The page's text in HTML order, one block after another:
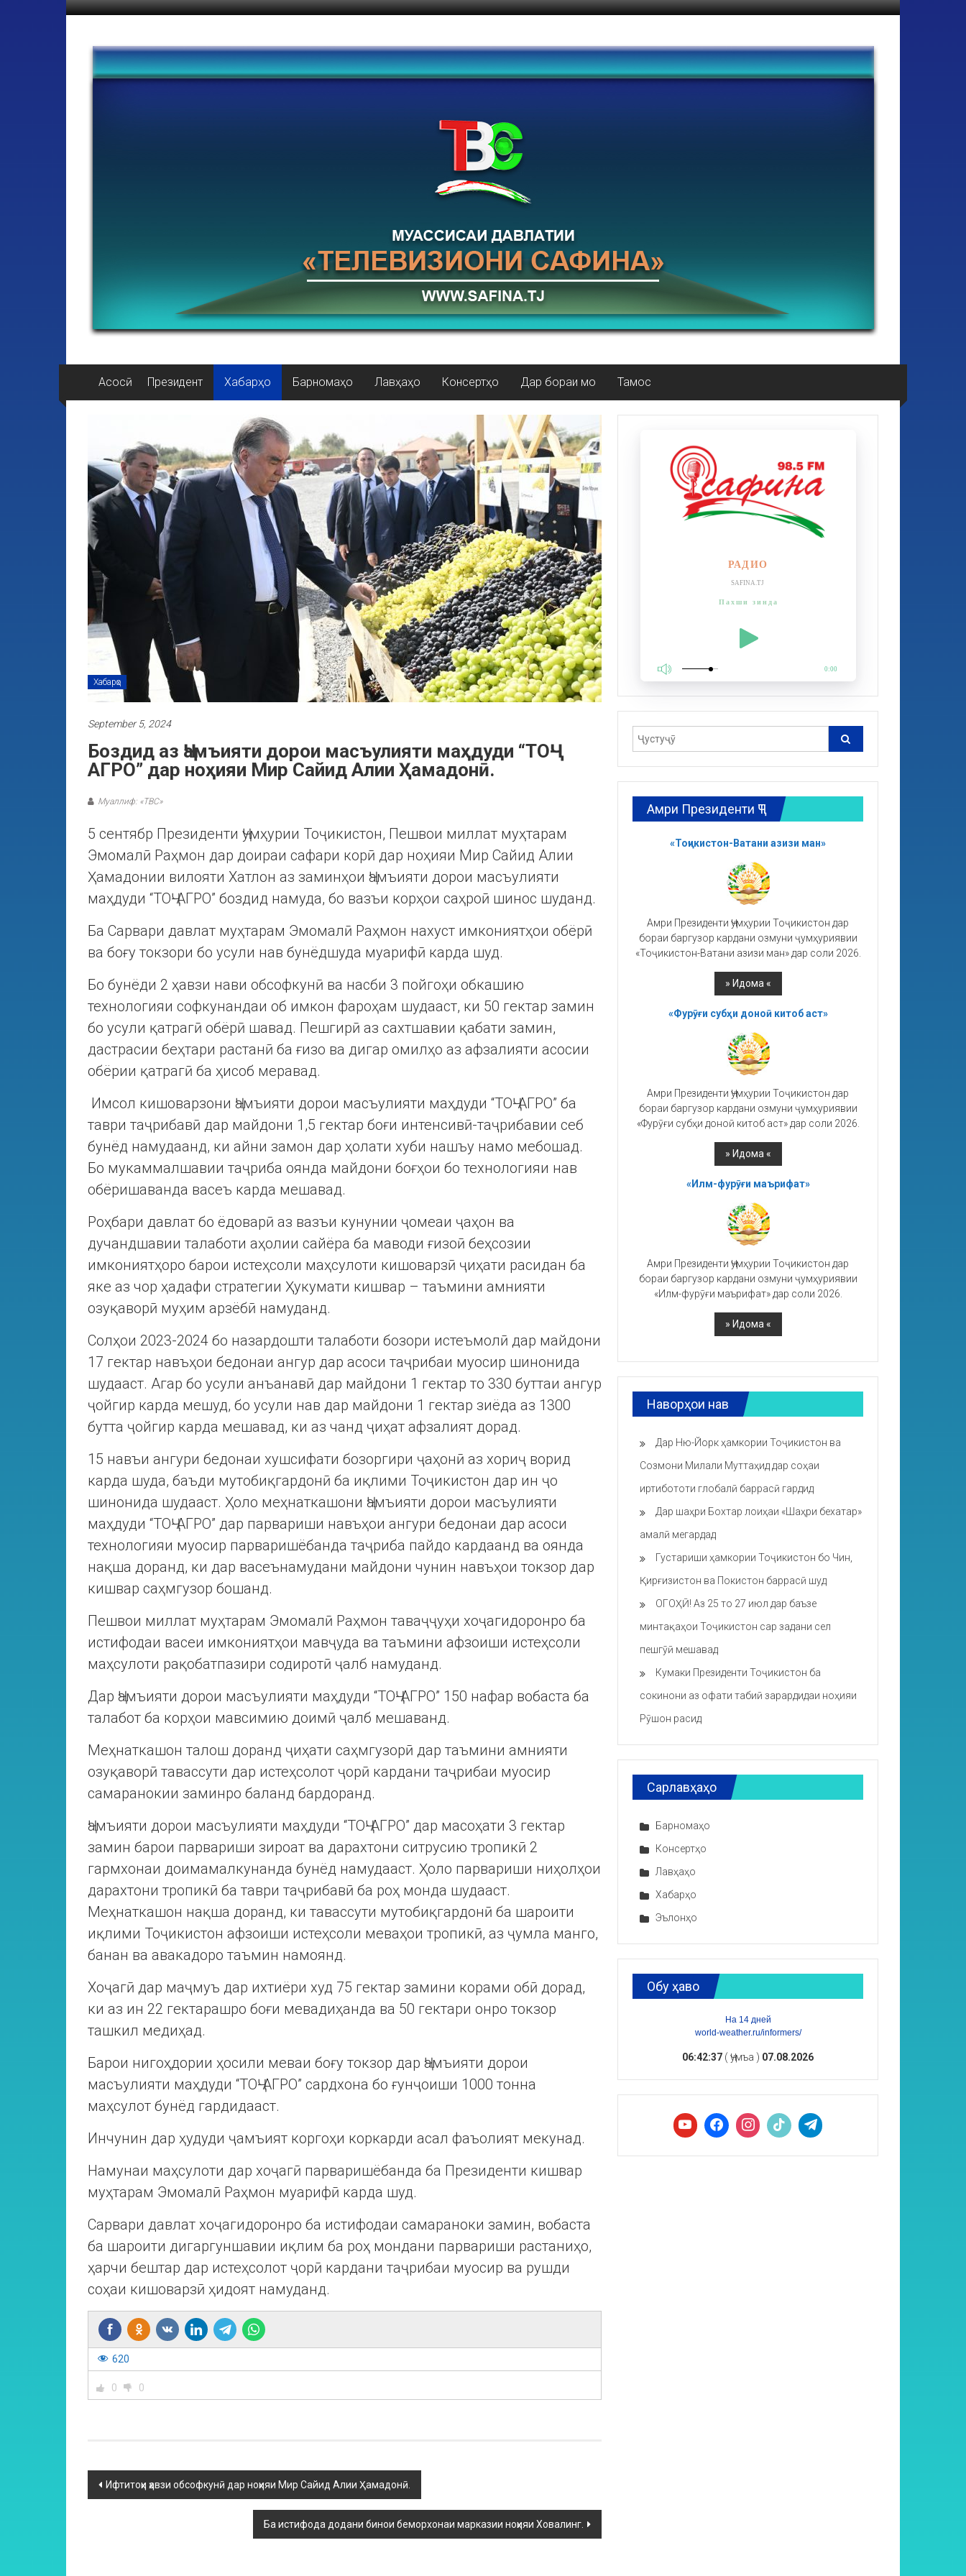
Асосӣ Президент Хабарҳо Барномаҳо Лавҳаҳо Консертҳо Дар бораи мо Тамос
Хабарҳо
September 5, 2024
Боздид аз Ҷамъияти дорои масъулияти маҳдуди “ТОҶ-
АГРО” дар ноҳияи Мир Сайид Алии Ҳамадонӣ.
Муаллиф: «ТВС»
5 сентябр Президенти Ҷумҳурии Тоҷикистон, Пешвои миллат муҳтарам
Эмомалӣ Раҳмон дар доираи сафари корӣ дар ноҳияи Мир Сайид Алии
Ҳамадонии вилояти Хатлон аз заминҳои Ҷамъияти дорои масъулияти
маҳдуди “ТОҶ-АГРО” боздид намуда, бо вазъи корҳои саҳроӣ шинос шуданд.
Ба Сарвари давлат муҳтарам Эмомалӣ Раҳмон нахуст имкониятҳои обёрӣ
ва боғу токзори бо усули нав бунёдшуда муарифӣ карда шуд.
Бо бунёди 2 ҳавзи нави обсофкунӣ ва насби 3 пойгоҳи обкашию
технологияи софкунандаи об имкон фароҳам шудааст, ки 50 гектар замин
бо усули қатрагӣ обёрӣ шавад. Пешгирӣ аз сахтшавии қабати замин,
дастрасии беҳтари растанӣ ба ғизо ва дигар омилҳо аз афзалияти асосии
обёрии қатрагӣ ба ҳисоб меравад.
Имсол кишоварзони Ҷамъияти дорои масъулияти маҳдуди “ТОҶ-АГРО” ба
таври таҷрибавӣ дар майдони 1,5 гектар боғи интенсивӣ-таҷрибавии себ
бунёд намудаанд, ки айни замон дар ҳолати хуби нашъу намо мебошад.
Бо мукаммалшавии таҷриба оянда майдони боғҳои бо технологияи нав
обёришаванда васеъ карда мешавад.
Роҳбари давлат бо ёдоварӣ аз вазъи кунунии ҷомеаи ҷаҳон ва
дучандшавии талаботи аҳолии сайёра ба маводи ғизоӣ беҳсозии
имкониятҳоро барои истеҳсоли маҳсулоти кишоварзӣ ҷиҳати расидан ба
яке аз чор ҳадафи стратегии Ҳукумати кишвар – таъмини амнияти
озуқаворӣ муҳим арзёбӣ намуданд.
Солҳои 2023-2024 бо назардошти талаботи бозори истеъмолӣ дар майдони
17 гектар навъҳои бедонаи ангур дар асоси таҷрибаи муосир шинонида
шудааст. Агар бо усули анъанавӣ дар майдони 1 гектар то 330 буттаи ангур
ҷойгир карда мешуд, бо усули нав дар майдони 1 гектар зиёда аз 1300
бутта ҷойгир карда мешавад, ки аз чанд ҷиҳат афзалият дорад.
15 навъи ангури бедонаи хушсифати бозоргири ҷаҳонӣ аз хориҷ ворид
карда шуда, баъди мутобиқгардонӣ ба иқлими Тоҷикистон дар ин ҷо
шинонида шудааст. Ҳоло меҳнаткашони Ҷамъияти дорои масъулияти
маҳдуди “ТОҶ-АГРО” дар парвариши навъҳои ангури бедонаи дар асоси
технологияи муосир парваришёбанда таҷриба пайдо кардаанд ва оянда
нақша доранд, ки дар васеънамудани майдони чунин навъҳои токзор дар
кишвар саҳмгузор бошанд.
Пешвои миллат муҳтарам Эмомалӣ Раҳмон таваҷҷуҳи хоҷагидоронро ба
истифодаи васеи имкониятҳои мавҷуда ва таъмини афзоиши истеҳсоли
маҳсулоти рақобатпазири содиротӣ ҷалб намуданд.
Дар Ҷамъияти дорои масъулияти маҳдуди “ТОҶ-АГРО” 150 нафар вобаста ба
талабот ба корҳои мавсимию доимӣ ҷалб мешаванд.
Меҳнаткашон талош доранд ҷиҳати саҳмгузорӣ дар таъмини амнияти
озуқаворӣ тавассути дар истеҳсолот ҷорӣ кардани таҷрибаи муосир
самаранокии заминро баланд бардоранд.
Ҷамъияти дорои масъулияти маҳдуди “ТОҶ-АГРО” дар масоҳати 3 гектар
замин барои парвариши зироат ва дарахтони ситрусию тропикӣ 2
гармхонаи доимамалкунанда бунёд намудааст. Ҳоло парвариши ниҳолҳои
дарахтони тропикӣ ба таври таҷрибавӣ ба роҳ монда шудааст.
Меҳнаткашон нақша доранд, ки тавассути мутобиқгардонӣ ба шароити
иқлими Тоҷикистон афзоиши истеҳсоли меваҳои тропикӣ, аз ҷумла манго,
банан ва авакадоро таъмин намоянд.
Хоҷагӣ дар маҷмуъ дар ихтиёри худ 75 гектар замини корами обӣ дорад,
ки аз ин 22 гектарашро боғи мевадиҳанда ва 50 гектари онро токзор
ташкил медиҳад.
Барои нигоҳдории ҳосили меваи боғу токзор дар Ҷамъияти дорои
масъулияти маҳдуди “ТОҶ-АГРО” сардхона бо ғунҷоиши 1000 тонна
маҳсулот бунёд гардидааст.
Инчунин дар ҳудуди ҷамъият коргоҳи коркарди асал фаъолият мекунад.
Намунаи маҳсулоти дар хоҷагӣ парваришёбанда ба Президенти кишвар
муҳтарам Эмомалӣ Раҳмон муарифӣ карда шуд.
Сарвари давлат хоҷагидоронро ба истифодаи самараноки замин, вобаста
ба шароити дигаргуншавии иқлим ба роҳ мондани парвариши растаниҳо,
ҳарчи бештар дар истеҳсолот ҷорӣ кардани таҷрибаи муосир ва рушди
соҳаи кишоварзӣ ҳидоят намуданд.
620
0 0
Ифтитоҳи ҳавзи обсофкунӣ дар ноҳияи Мир Сайид Алии Ҳамадонӣ.
Ба истифода додани бинои беморхонаи марказии ноҳияи Ховалинг.
РАДИО
SAFINA.TJ
Пахши зинда
0:00
Амри Президенти ҶТ
«Тоҷикистон-Ватани азизи ман»
Амри Президенти Ҷумҳурии Тоҷикистон дар
бораи баргузор кардани озмуни ҷумҳуриявии
«Тоҷикистон-Ватани азизи ман» дар соли 2026.
«Фурӯғи субҳи доноӣ китоб аст»
Амри Президенти Ҷумҳурии Тоҷикистон дар
бораи баргузор кардани озмуни ҷумҳуриявии
«Фурӯғи субҳи доноӣ китоб аст» дар соли 2026.
«Илм-фурӯғи маърифат»
Амри Президенти Ҷумҳурии Тоҷикистон дар
бораи баргузор кардани озмуни ҷумҳуриявии
«Илм-фурӯғи маърифат» дар соли 2026.
Наворҳои нав
Дар Ню-Йорк ҳамкории Тоҷикистон ва
Созмони Милали Муттаҳид дар соҳаи
иртибототи глобалӣ баррасӣ гардид
Дар шаҳри Бохтар лоиҳаи «Шаҳри бехатар»
амалӣ мегардад
Густариши ҳамкории Тоҷикистон бо Чин,
Қирғизистон ва Покистон баррасӣ шуд
ОГОҲӢ! Аз 25 то 27 июл дар баъзе
минтақаҳои Тоҷикистон сар задани сел
пешгӯӣ мешавад
Кумаки Президенти Тоҷикистон ба
сокинони аз офати табиӣ зарардидаи ноҳияи
Рӯшон расид
Сарлавҳаҳо
Барномаҳо
Консертҳо
Лавҳаҳо
Хабарҳо
Эълонҳо
Обу ҳаво
На 14 дней
world-weather.ru/informers/
06:42:38 ( Ҷумъа ) 07.08.2026